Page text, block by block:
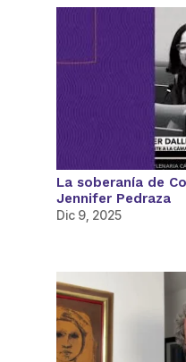
La soberanía de
Jennifer Pedraza
Dic 9, 2025